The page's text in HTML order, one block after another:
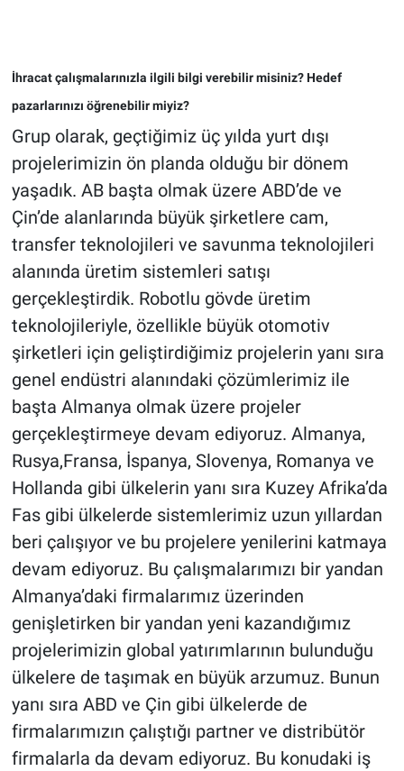
İhracat çalışmalarınızla ilgili bilgi verebilir misiniz? Hedef
pazarlarınızı öğrenebilir miyiz?
Grup olarak, geçtiğimiz üç yılda yurt dışı
projelerimizin ön planda olduğu bir dönem
yaşadık. AB başta olmak üzere ABD’de ve
Çin’de alanlarında büyük şirketlere cam,
transfer teknolojileri ve savunma teknolojileri
alanında üretim sistemleri satışı
gerçekleştirdik. Robotlu gövde üretim
teknolojileriyle, özellikle büyük otomotiv
şirketleri için geliştirdiğimiz projelerin yanı sıra
genel endüstri alanındaki çözümlerimiz ile
başta Almanya olmak üzere projeler
gerçekleştirmeye devam ediyoruz. Almanya,
Rusya,Fransa, İspanya, Slovenya, Romanya ve
Hollanda gibi ülkelerin yanı sıra Kuzey Afrika’da
Fas gibi ülkelerde sistemlerimiz uzun yıllardan
beri çalışıyor ve bu projelere yenilerini katmaya
devam ediyoruz. Bu çalışmalarımızı bir yandan
Almanya’daki firmalarımız üzerinden
genişletirken bir yandan yeni kazandığımız
projelerimizin global yatırımlarının bulunduğu
ülkelere de taşımak en büyük arzumuz. Bunun
yanı sıra ABD ve Çin gibi ülkelerde de
firmalarımızın çalıştığı partner ve distribütör
firmalarla da devam ediyoruz. Bu konudaki iş